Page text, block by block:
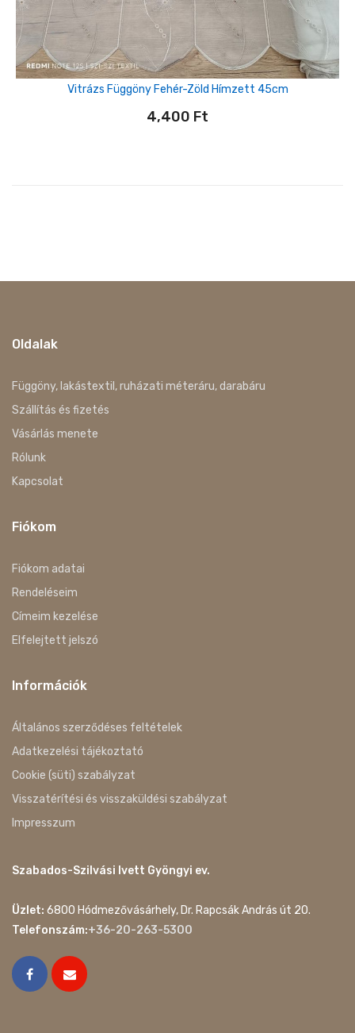
Vitrázs Függöny Fehér-Zöld Hímzett 45cm
4,400 Ft
Oldalak
Függöny, lakástextil, ruházati méteráru, darabáru
Szállítás és fizetés
Vásárlás menete
Rólunk
Kapcsolat
Fiókom
Fiókom adatai
Rendeléseim
Címeim kezelése
Elfelejtett jelszó
Információk
Általános szerződéses feltételek
Adatkezelési tájékoztató
Cookie (süti) szabályzat
Visszatérítési és visszaküldési szabályzat
Impresszum
Szabados-Szilvási Ivett Gyöngyi ev.
Üzlet: 6800 Hódmezővásárhely, Dr. Rapcsák András út 20.
Telefonszám:+36-20-263-5300